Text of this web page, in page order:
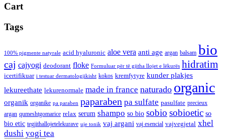
Cart
Tags
100% pigmente natyrale acid hyaluronic aloe vera anti age argan balsam bio
caj cajyogi deodorant floke Formuluar për të gjitha llojet e lëkurës hidratim
icertifikuar i testuar dermatologjikisht kokos kremfytyre kunder plakjes
lekureethate lekurenormale made in france naturado organic
organik organike pa paraben paparaben pa sulfate pasulfate precieux
argan qumeshtgomarice relax serum shampo so bio sobio sobioetic so
bio etic tegjithallojetelekurave uje tonik vaj argani vaj esencial vajvegjetal xhel
dushi yogi tea